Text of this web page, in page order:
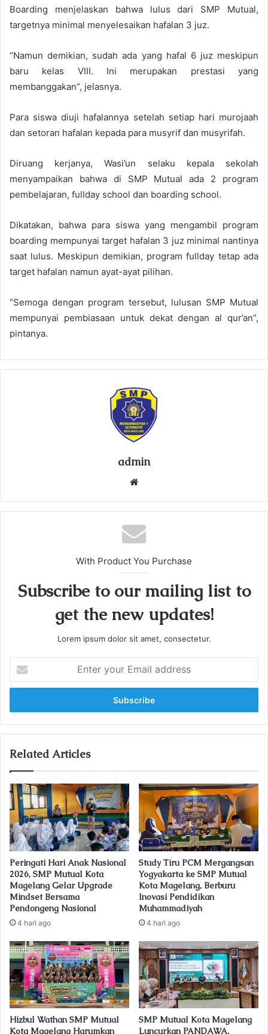
Boarding menjelaskan bahwa lulus dari SMP Mutual,
targetnya minimal menyelesaikan hafalan 3 juz.
“Namun demikian, sudah ada yang hafal 6 juz meskipun
baru kelas VIII. Ini merupakan prestasi yang
membanggakan”, jelasnya.
Para siswa diuji hafalannya setelah setiap hari murojaah
dan setoran hafalan kepada para musyrif dan musyrifah.
Diruang kerjanya, Wasi’un selaku kepala sekolah
menyampaikan bahwa di SMP Mutual ada 2 program
pembelajaran, fullday school dan boarding school.
Dikatakan, bahwa para siswa yang mengambil program
boarding mempunyai target hafalan 3 juz minimal nantinya
saat lulus. Meskipun demikian, program fullday tetap ada
target hafalan namun ayat-ayat pilihan.
“Semoga dengan program tersebut, lulusan SMP Mutual
mempunyai pembiasaan untuk dekat dengan al qur’an”,
pintanya.
admin
te
With Product You Purchase
Subscribe to our mailing list to
get the new updates!
Lorem ipsum dolor sit amet, consectetur.
t
r
y
u
E
m
a
l
a
d
d
r
e
s
Related Articles
Peringati Hari Anak Nasional
2026, SMP Mutual Kota
Magelang Gelar Upgrade
Mindset Bersama
Pendongeng Nasional
4 hari ago
Study Tiru PCM Mergangsan
Yogyakarta ke SMP Mutual
Kota Magelang, Berburu
Inovasi Pendidikan
Muhammadiyah
4 hari ago
Hizbul Wathan SMP Mutual
Kota Magelang Harumkan
SMP Mutual Kota Magelang
Luncurkan PANDAWA,